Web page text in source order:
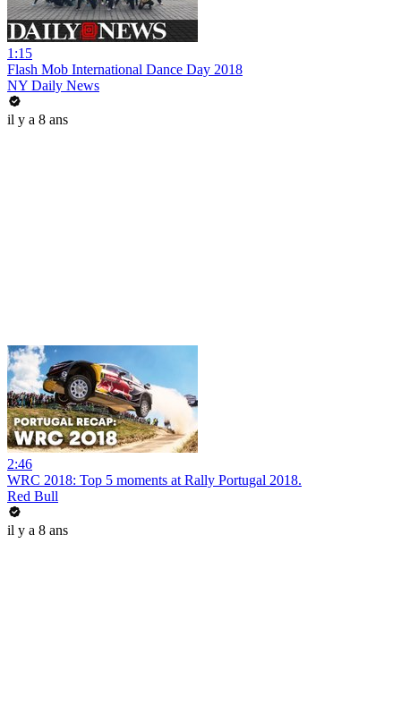
1:15
Flash Mob International Dance Day 2018
NY Daily News
il y a 8 ans
2:46
WRC 2018: Top 5 moments at Rally Portugal 2018.
Red Bull
il y a 8 ans